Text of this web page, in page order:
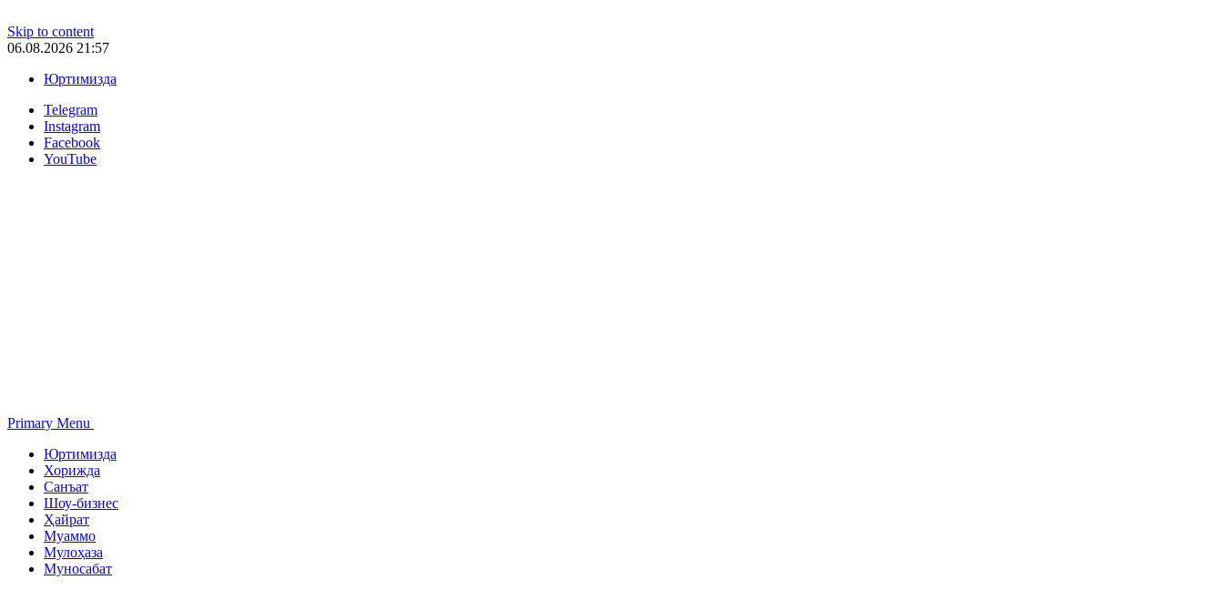
Skip to content
06.08.2026 21:57
Юртимизда
Telegram
Instagram
Facebook
YouTube
Primary Menu
Юртимизда
Хорижда
Санъат
Шоу-бизнес
Ҳайрат
Муаммо
Мулоҳаза
Муносабат